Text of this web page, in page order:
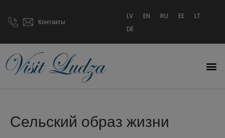
Контакты
LV EN RU EE
LT
DE
Сельский образ жизни